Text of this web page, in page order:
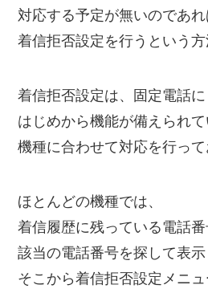
対応する予定が無いのであれ
着信拒否設定を行うという方
着信拒否設定は、固定電話に
はじめから機能が備えられて
機種に合わせて対応を行って
ほとんどの機種では、
着信履歴に残っている電話番
該当の電話番号を探して表示
そこから着信拒否設定メニュ